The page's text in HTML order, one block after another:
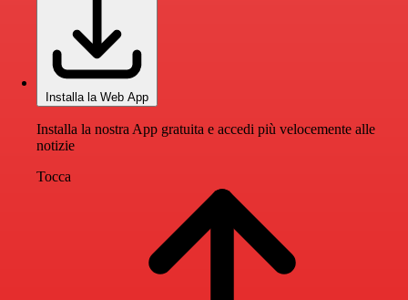
Installa la Web App
Installa la nostra App gratuita e accedi più velocemente alle
notizie
Tocca